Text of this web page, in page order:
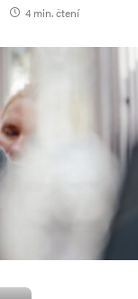
4 min. čtení